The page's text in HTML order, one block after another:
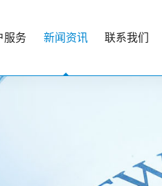
服务 新闻资讯 联系我们